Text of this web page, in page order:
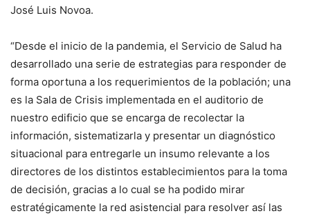
José Luis Novoa.
“Desde el inicio de la pandemia, el Servicio de Salud ha
desarrollado una serie de estrategias para responder de
forma oportuna a los requerimientos de la población; una
es la Sala de Crisis implementada en el auditorio de
nuestro edificio que se encarga de recolectar la
información, sistematizarla y presentar un diagnóstico
situacional para entregarle un insumo relevante a los
directores de los distintos establecimientos para la toma
de decisión, gracias a lo cual se ha podido mirar
estratégicamente la red asistencial para resolver así las